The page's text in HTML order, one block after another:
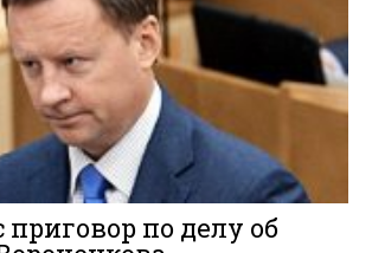
по делу об